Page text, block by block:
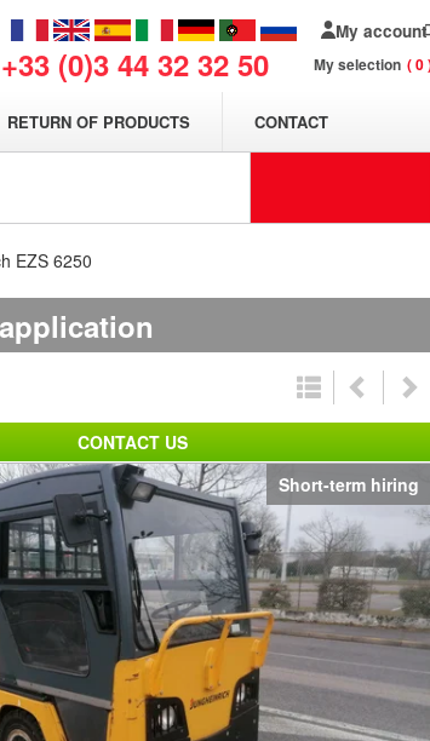
+33 (0)3 44 32 32 50
My account
My selection 0
RETURN OF PRODUCTS CONTACT
EZS 6250
Short-term hiring
CONTACT US